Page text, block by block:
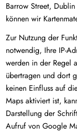
Barrow Street,
können wir
Zur Nutzung der
notwendig, Ihre IP-
werden in der Regel
übertragen und dort
keinen Einfluss auf
Maps aktiviert ist,
Darstellung der
Aufruf von Google